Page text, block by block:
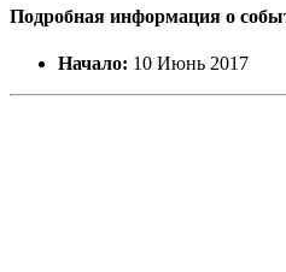
Подробная информация о
Начало: 10 Июнь 2017